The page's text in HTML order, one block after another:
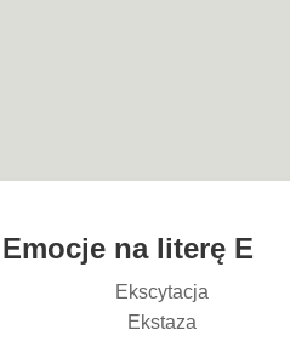
Emocje na literę E
Ekscytacja
Ekstaza